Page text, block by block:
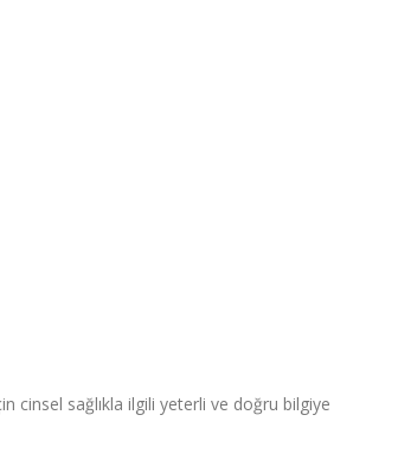
cinsel sağlıkla ilgili yeterli ve doğru bilgiye